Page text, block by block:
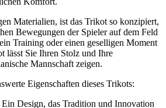
Materialien, ist das Trikot so konzipiert,
Bewegungen der Spieler auf dem Feld
Training oder einen geselligen Moment
lässt Sie Ihren Stolz und Ihre
Mannschaft zeigen.
Eigenschaften dieses Trikots:
Ein Design, das Tradition und Innovation